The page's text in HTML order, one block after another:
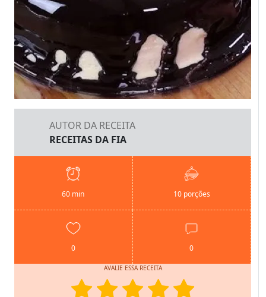
AUTOR DA RECEITA
RECEITAS DA FIA
60 min 10 porções
0 0
AVALIE ESSA RECEITA